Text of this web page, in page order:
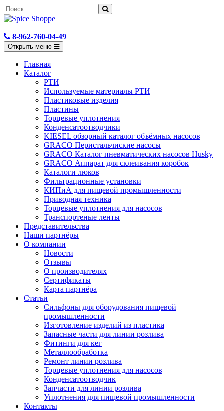
8-962-760-04-49
Открыть меню
Главная
Каталог
РТИ
Используемые материалы РТИ
Пластиковые изделия
Пластины
Торцевые уплотнения
Конденсатоотводчики
KIESEL обзорный каталог объёмных насосов
GRACO Перистальчиские насосы
GRACO Каталог пневматических насосов Husky
GRACO Аппарат для склеивания коробок
Каталоги люков
Фильтрационные установки
КИПиА для пищевой промышленности
Приводная техника
Торцевые уплотнения для насосов
Транспортеные ленты
Представительства
Наши партнёры
О компании
Новости
Отзывы
О производителях
Сертификаты
Карта партнёра
Статьи
Сильфоны для оборудования пищевой
промышленности
Изготовление изделий из пластика
Запасные части для линии розлива
Фитинги для кег
Металлообработка
Ремонт линии розлива
Торцевые уплотнения для насосов
Конденсатоотводчик
Запчасти для линии розлива
Уплотнения для пищевой промышленности
Контакты